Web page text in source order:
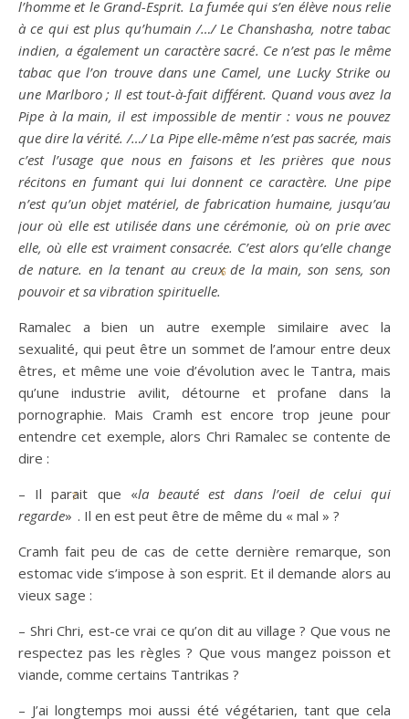
l’homme et le Grand-Esprit. La fumée qui s’en élève nous relie
à ce qui est plus qu’humain /…/ Le Chanshasha, notre tabac
indien, a également un caractère sacré. Ce n’est pas le même
tabac que l’on trouve dans une Camel, une Lucky Strike ou
une Marlboro ; Il est tout-à-fait différent. Quand vous avez la
Pipe à la main, il est impossible de mentir : vous ne pouvez
que dire la vérité. /…/ La Pipe elle-même n’est pas sacrée, mais
c’est l’usage que nous en faisons et les prières que nous
récitons en fumant qui lui donnent ce caractère. Une pipe
n’est qu’un objet matériel, de fabrication humaine, jusqu’au
jour où elle est utilisée dans une cérémonie, où on prie avec
elle, où elle est vraiment consacrée. C’est alors qu’elle change
de nature. en la tenant au creux de la main, son sens, son
pouvoir et sa vibration spirituelle.
6
Ramalec a bien un autre exemple similaire avec la
sexualité, qui peut être un sommet de l’amour entre deux
êtres, et même une voie d’évolution avec le Tantra, mais
qu’une industrie avilit, détourne et profane dans la
pornographie. Mais Cramh est encore trop jeune pour
entendre cet exemple, alors Chri Ramalec se contente de
dire :
– Il parait que «la beauté est dans l’oeil de celui qui
regarde»
7
. Il en est peut être de même du « mal » ?
Cramh fait peu de cas de cette dernière remarque, son
estomac vide s’impose à son esprit. Et il demande alors au
vieux sage :
– Shri Chri, est-ce vrai ce qu’on dit au village ? Que vous ne
respectez pas les règles ? Que vous mangez poisson et
viande, comme certains Tantrikas ?
– J’ai longtemps moi aussi été végétarien, tant que cela